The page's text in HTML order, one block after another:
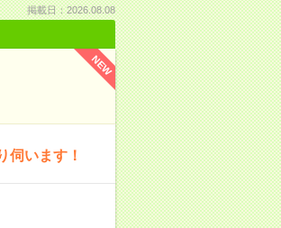
掲載日：2026.08.08
NEW
伺います！